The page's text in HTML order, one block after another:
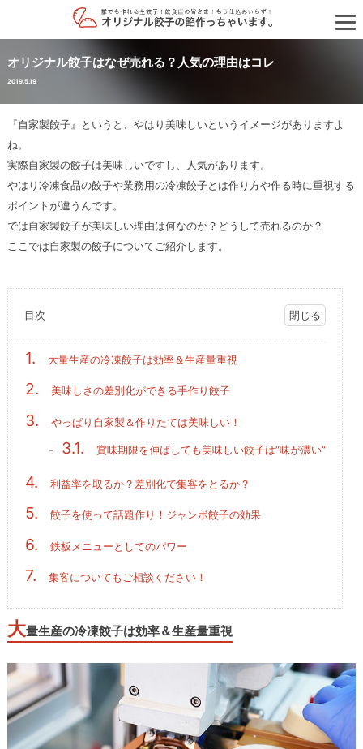
オリジナル餃子はなぜ売れる？人気の理由はコレ
2019.5.19
『自家製餃子』というと、やはり美味しいというイメージがありますよ
ね。
実際自家製の餃子は美味しいですし、人気があります。
やはり冷凍食品の餃子や業務用の冷凍餃子とは作り方や作る時に重視する
ポイントが違うんです。
では自家製餃子が美味しい理由は何なのか？どうして売れるのか？
ここでは自家製の餃子についてご紹介します。
目次
1. 大量生産の冷凍餃子は効率＆生産量重視
2. 美味しさの差別化ができる手作り餃子
3. やっぱり自家製＆作りたては美味しい！
3.1. 賞味期限を伸ばしても美味しい餃子は”味が濃い”
4. 利益率を取るか？差別化で集客をとるか？
5. 餃子を使って話題作り！ジャンボ餃子の効果
6. 鉄板メニューとしてのパワー
7. 集客についてもご相談ください！
大量生産の冷凍餃子は効率＆生産量重視